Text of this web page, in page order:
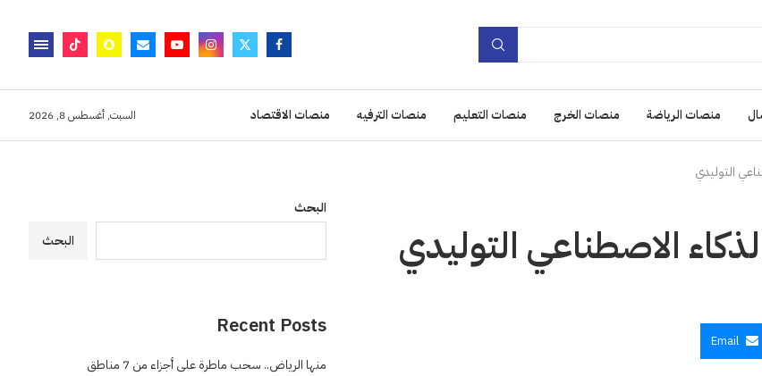
منصات الرياضة منصات الخرج منصات التعليم منصات الترفيه منصات الاقتصاد السبت, أغسطس 8, 2026
التوليدي
الاصطناعي التوليدي
Email
البحث
البحث
Recent Posts
منها الرياض.. سحب ماطرة على أجزاء من 7 مناطق